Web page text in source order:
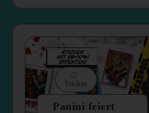
Sticker
Panini feiert